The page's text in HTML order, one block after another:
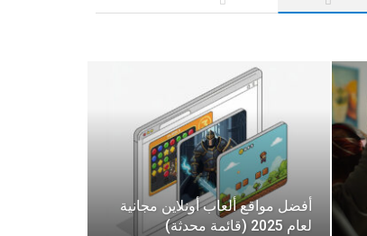
أفضل مواقع ألعاب أونلاين مجانية
لعام 2025 (قائمة محدثة)